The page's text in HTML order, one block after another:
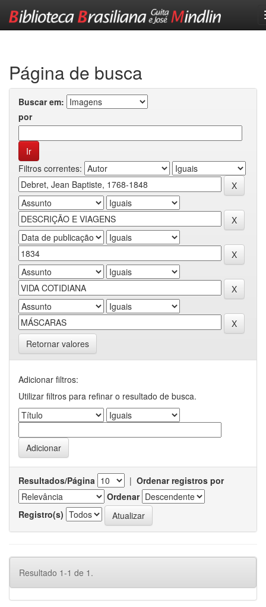
Página de busca
Buscar em:
por
Filtros correntes:
Retornar valores
Adicionar filtros:
Utilizar filtros para refinar o resultado de busca.
Resultados/Página | Ordenar registros por
Ordenar
Registro(s)
Resultado 1-1 de 1.